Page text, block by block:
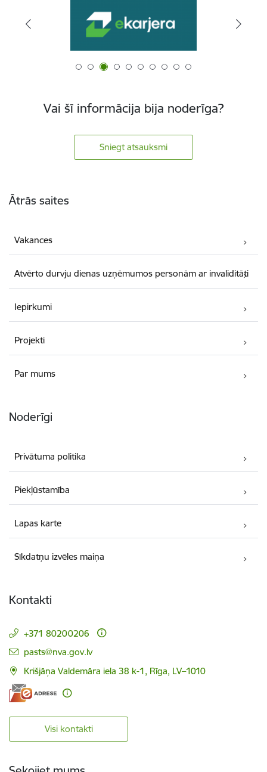
Vai šī informācija bija noderīga?
Sniegt atsauksmi
Ātrās saites
Vakances
Atvērto durvju dienas uzņēmumos personām ar invaliditāti
Iepirkumi
Projekti
Par mums
Noderīgi
Privātuma politika
Piekļūstamība
Lapas karte
Sīkdatņu izvēles maiņa
Kontakti
+371 80200206
E-pasts:
pasts@nva.gov.lv
Krišjāņa Valdemāra iela 38 k-1, Rīga, LV–1010
Visi kontakti